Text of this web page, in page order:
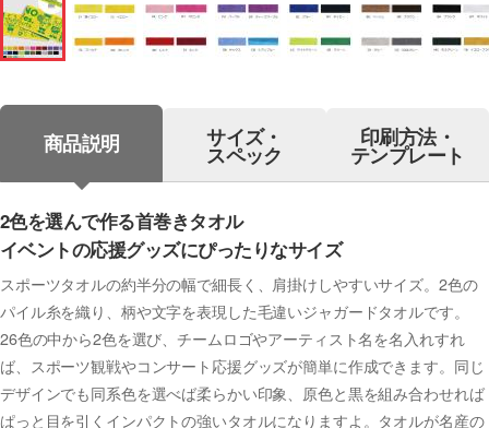
商品説明 サイズ・
スペック
印刷方法・
テンプレート
2色を選んで作る首巻きタオル
イベントの応援グッズにぴったりなサイズ
スポーツタオルの約半分の幅で細長く、肩掛けしやすいサイズ。2色の
パイル糸を織り、柄や文字を表現した毛違いジャガードタオルです。
26色の中から2色を選び、チームロゴやアーティスト名を名入れすれ
ば、スポーツ観戦やコンサート応援グッズが簡単に作成できます。同じ
デザインでも同系色を選べば柔らかい印象、原色と黒を組み合わせれば
ぱっと目を引くインパクトの強いタオルになりますよ。タオルが名産の